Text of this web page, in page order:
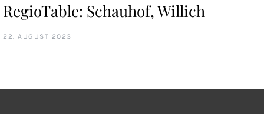
RegioTable: Schauhof, Willich
22. AUGUST 2023